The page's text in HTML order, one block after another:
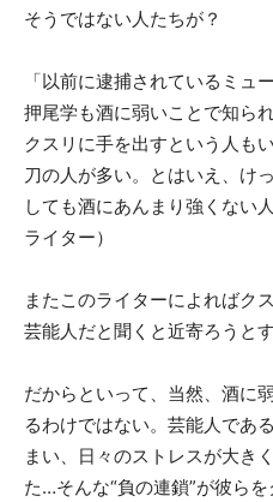
そうではない人たちが？
「以前に逮捕されているミュ
押尾学も酒に弱いことで知ら
クスリに手を出すという人も
刀の人が多い。とはいえ、け
しても酒にあんまり強くない
ライター）
またこのライターによればク
芸能人だと聞くと近寄ろうと
だからといって、当然、酒に
るわけではない。芸能人であ
まい、日々のストレスが大き
た…そんな“負の連鎖”が彼ら